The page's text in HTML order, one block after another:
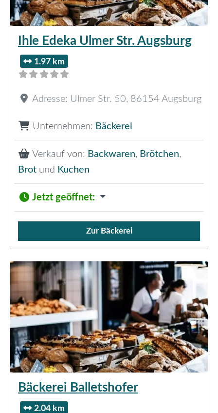
Ihle Edeka Ulmer Str. Augsburg
1.97 km
Adresse: Ulmer Str. 50, 86154 Augsburg
Unternehmen: Bäckerei
Verkauf von: Backwaren, Brötchen,
Brot und Kuchen
Jetzt geöffnet:
Verkauf von Brötchen,
Zur Bäckerei
Bäckerei Balletshofer
2.04 km